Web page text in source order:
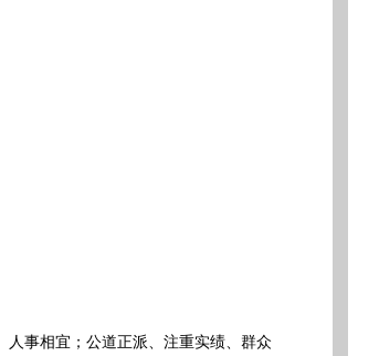
事相宜；公道正派、注重实绩、群众